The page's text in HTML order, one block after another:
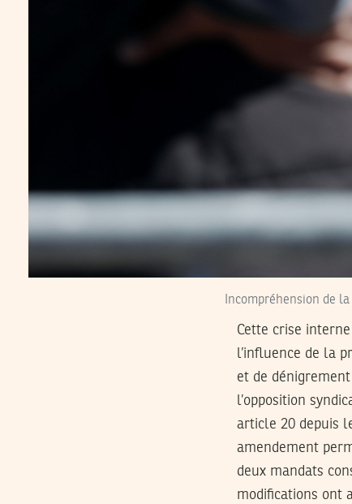
Incompréhension de
Cette crise
l’influence de la
et de
l’opposition
article 20 depuis
amendement
deux mandats
modifications ont